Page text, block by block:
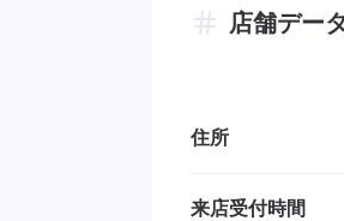
店舗デー
住所
来店受付時間